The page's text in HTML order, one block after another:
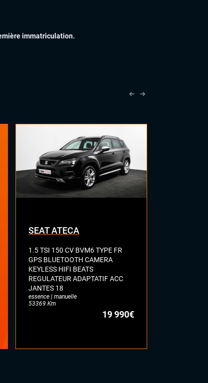
immatriculation.
SEAT ATECA
1.5 TSI 150 CV BVM6 TYPE FR
GPS BLUETOOTH CAMERA
KEYLESS HIFI BEATS
REGULATEUR ADAPTATIF ACC
JANTES 18
essence | manuelle
53369 Km
19 990€